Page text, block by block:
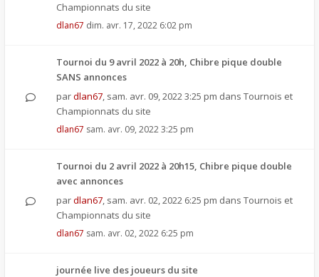
Championnats du site
dlan67 dim. avr. 17, 2022 6:02 pm
Tournoi du 9 avril 2022 à 20h, Chibre pique double
SANS annonces
pardlan67, sam. avr. 09, 2022 3:25 pm dans Tournois et
Championnats du site
dlan67 sam. avr. 09, 2022 3:25 pm
Tournoi du 2 avril 2022 à 20h15, Chibre pique double
avec annonces
pardlan67, sam. avr. 02, 2022 6:25 pm dans Tournois et
Championnats du site
dlan67 sam. avr. 02, 2022 6:25 pm
journée live des joueurs du site